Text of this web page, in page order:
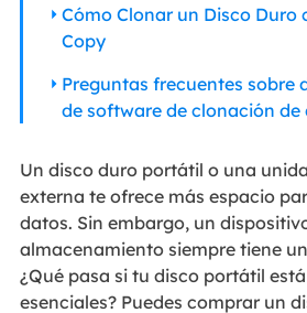
Cómo Clonar un Disco Duro
Copy
Preguntas frecuentes sobre
de software de clonación de
Un disco duro portátil o una
externa te ofrece más espacio
datos. Sin embargo, un
almacenamiento siempre tiene
¿Qué pasa si tu disco portátil
esenciales? Puedes comprar un